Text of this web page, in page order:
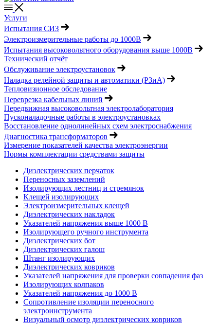
Услуги
Испытания СИЗ
Электроизмерительные работы до 1000В
Испытания высоковольтного оборудования выше 1000В
Технический отчёт
Обслуживание электроустановок
Наладка релейной защиты и автоматики (РЗиА)
Тепловизионное обследование
Переврезка кабельных линий
Передвижная высоковольтная электролаборатория
Пусконаладочные работы в электроустановках
Восстановление однолинейных схем электроснабжения
Диагностика трансформаторов
Измерение показателей качества электроэнергии
Нормы комплектации средствами защиты
Диэлектрических перчаток
Переносных заземлений
Изолирующих лестниц и стремянок
Клещей изолирующих
Электроизмерительных клещей
Диэлектрических накладок
Указателей напряжения выше 1000 В
Изолирующего ручного инструмента
Диэлектрических бот
Диэлектрических галош
Штанг изолирующих
Диэлектрических ковриков
Указателей напряжения для проверки совпадения фаз
Изолирующих колпаков
Указателей напряжения до 1000 В
Сопротивление изоляции переносного
электроинструмента
Визуальный осмотр диэлектрических ковриков